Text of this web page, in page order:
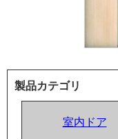
製品カテゴリ
室内ドア